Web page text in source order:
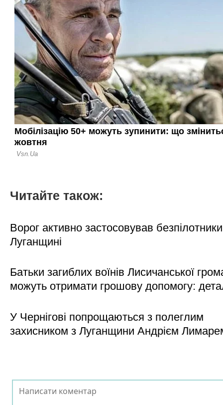
Читайте також:
Ворог активно застосовував
Луганщині
Батьки загиблих воїнів Лисичанської
можуть отримати грошову допомогу:
У Чернігові попрощаються з полеглим
захисником з Луганщини Андрієм